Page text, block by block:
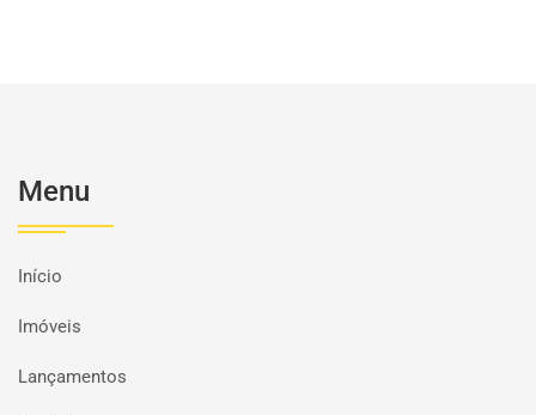
Menu
Início
Imóveis
Lançamentos